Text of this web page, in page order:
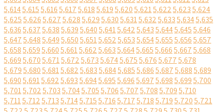
5,6145,6155,6165,6175,6185,6195,6205,6215,6225,6235,624
5,6255,6265,6275,6285,6295,6305,6315,6325,6335,6345,635
5,6365,6375,6385,6395,6405,6415,6425,6435,6445,6455,646
5,6475,6485,6495,6505,6515,6525,6535,6545,6555,6565,657
5,6585,6595,6605,6615,6625,6635,6645,6655,6665,6675,668
5,6695,6705,6715,6725,6735,6745,6755,6765,6775,678
5,6795,6805,6815,6825,6835,6845,6855,6865,6875,6885,689
5,6905,6915,6925,6935,6945,6955,6965,6975,6985,6995,700
5,7015,7025,7035,7045,7055,7065,7075,7085,7095,710
5,7115,7125,7135,7145,7155,7165,7175,7185,7195,7205,721